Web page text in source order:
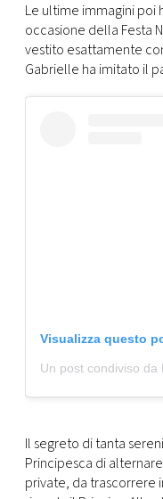
Le ultime immagini poi
occasione della Festa
vestito esattamente
Gabrielle ha imitato il
Visualizza questo
Il segreto di tanta
Principesca di
private, da trascorrere